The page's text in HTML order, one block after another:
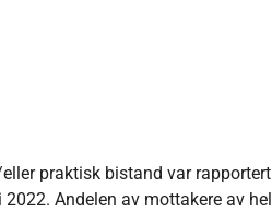
praktisk bistand var
Andelen av mottakere av